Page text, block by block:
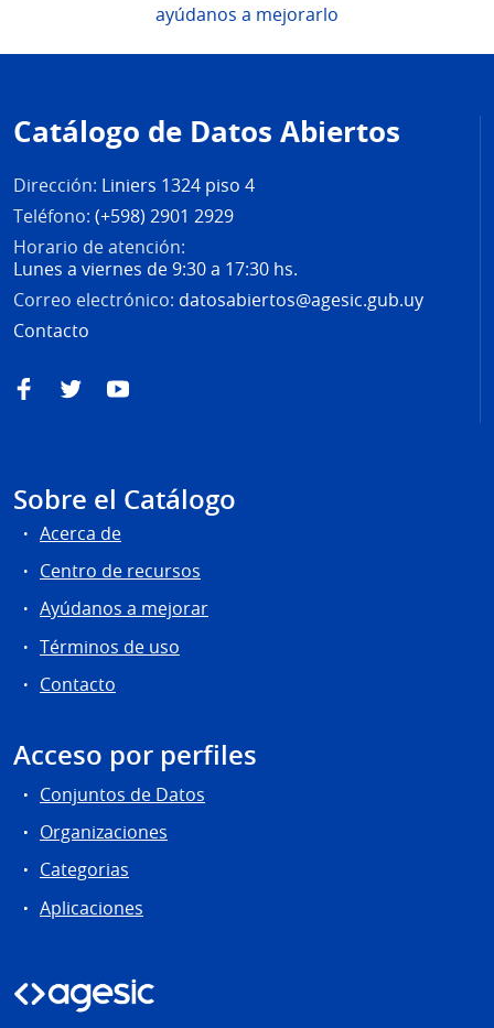
ayúdanos a mejorarlo
de
página
Catálogo de Datos Abiertos
Dirección: Liniers 1324 piso 4
Teléfono: (+598) 2901 2929
Horario de atención:
Lunes a viernes de 9:30 a 17:30 hs.
Correo electrónico: datosabiertos@agesic.gub.uy
Contacto
FacebookTwitterYouTube
Sobre el Catálogo
Acerca de
Centro de recursos
Ayúdanos a mejorar
Términos de uso
Contacto
Acceso por perfiles
Conjuntos de Datos
Organizaciones
Categorias
Aplicaciones